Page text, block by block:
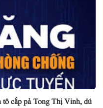
cắp pả Tong Thị Vinh, dú